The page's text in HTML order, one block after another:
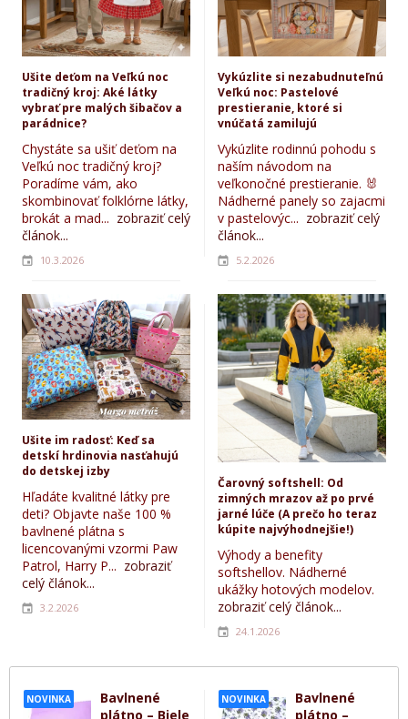
NOVINKA
Bavlnené
plátno – Biele
NOVINKA
Bavlnené
plátno –
Ušite deťom na Veľkú noc
tradičný kroj: Aké látky
vybrať pre malých šibačov a
parádnice?
Chystáte sa ušiť deťom na
Veľkú noc tradičný kroj?
Poradíme vám, ako
skombinovať folklórne látky,
brokát a mad... zobraziť celý
článok...
10.3.2026
Vykúzlite si nezabudnuteľnú
Veľkú noc: Pastelové
prestieranie, ktoré si
vnúčatá zamilujú
Vykúzlite rodinnú pohodu s
naším návodom na
veľkonočné prestieranie. 🐰
Nádherné panely so zajacmi
v pastelovýc... zobraziť celý
článok...
5.2.2026
Ušite im radosť: Keď sa
detskí hrdinovia nasťahujú
do detskej izby
Hľadáte kvalitné látky pre
deti? Objavte naše 100 %
bavlnené plátna s
licencovanými vzormi Paw
Patrol, Harry P... zobraziť
celý článok...
3.2.2026
Čarovný softshell: Od
zimných mrazov až po prvé
jarné lúče (A prečo ho teraz
kúpite najvýhodnejšie!)
Výhody a benefity
softshellov. Nádherné
ukážky hotových modelov.
zobraziť celý článok...
24.1.2026